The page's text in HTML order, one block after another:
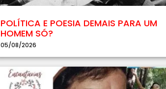
POLÍTICA E POESIA DEMAIS PARA UM
HOMEM SÓ?
05/08/2026